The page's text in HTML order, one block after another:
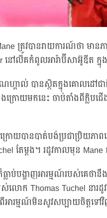
ត្រូវបានរាយការណ៍ថា មាន
នៅលីគកំពូលអារ៉ាប៊ីសាអ៊ូឌីត ក្នុងទី
ហ្គាល់ បានស្ថិតក្នុងគោលដៅជ
ក្រោយមកនេះ ចាប់តាំងពីក្លិ
ោយបានបាត់បង់ប្រជាប្រិយភា
តែម្តង។ រដូវកាលមុន
លាប់បង្ហាញអារម្មណ៍របស់គេថា
លោក Thomas Tuchel នារដូ
អារម្មណ៍មិនសូវសប្បាយចិត្តទៅ